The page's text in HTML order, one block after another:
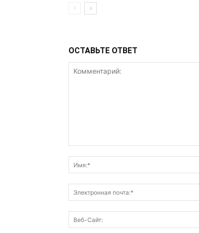
ОСТАВЬТЕ ОТВЕТ